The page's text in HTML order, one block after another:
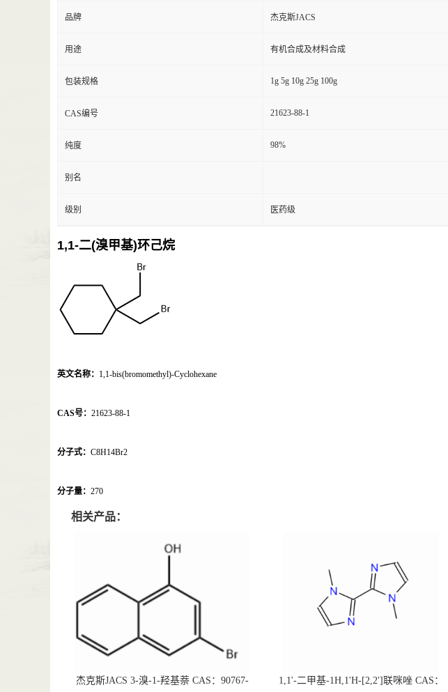
品牌 杰克斯JACS
用途 有机合成及材料合成
包装规格 1g 5g 10g 25g 100g
CAS编号 21623-88-1
纯度 98%
别名
级别 医药级
1,1-二(溴甲基)环己烷
英文名称： 1,1-bis(bromomethyl)-Cyclohexane
CAS号： 21623-88-1
分子式： C8H14Br2
分子量： 270
相关产品：
杰克斯JACS 3-溴-1-羟基萘 CAS：90767- 1,1'-二甲基-1H,1'H-[2,2']联咪唑 CAS：